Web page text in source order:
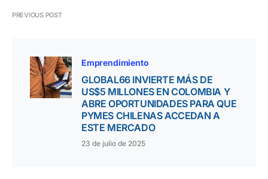
PREVIOUS POST
Emprendimiento
GLOBAL66 INVIERTE MÁS DE
US$5 MILLONES EN COLOMBIA Y
ABRE OPORTUNIDADES PARA QUE
PYMES CHILENAS ACCEDAN A
ESTE MERCADO
23 de julio de 2025